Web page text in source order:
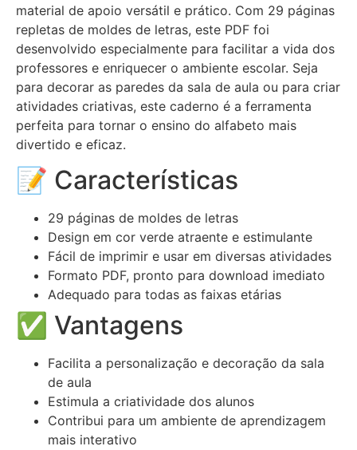
material de apoio versátil e prático. Com 29 páginas
repletas de moldes de letras, este PDF foi
desenvolvido especialmente para facilitar a vida dos
professores e enriquecer o ambiente escolar. Seja
para decorar as paredes da sala de aula ou para criar
atividades criativas, este caderno é a ferramenta
perfeita para tornar o ensino do alfabeto mais
divertido e eficaz.
📝 Características
29 páginas de moldes de letras
Design em cor verde atraente e estimulante
Fácil de imprimir e usar em diversas atividades
Formato PDF, pronto para download imediato
Adequado para todas as faixas etárias
✅ Vantagens
Facilita a personalização e decoração da sala
de aula
Estimula a criatividade dos alunos
Contribui para um ambiente de aprendizagem
mais interativo